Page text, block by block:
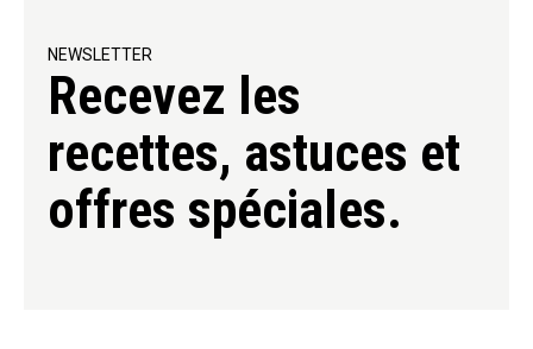
NEWSLETTER
Recevez les
recettes, astuces et
offres spéciales.